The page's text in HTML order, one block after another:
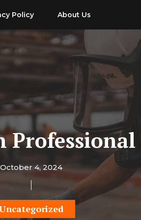
Policy About Us
October 4, 2024